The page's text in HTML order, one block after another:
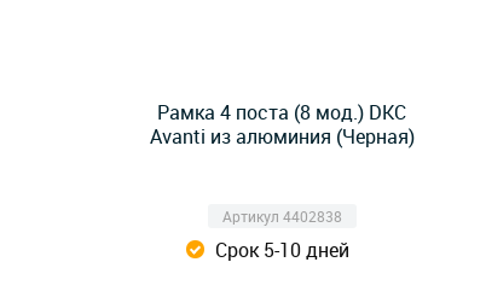
Рамка 4 поста (8 мод.) DKC
Avanti из алюминия (Черная)
Артикул 4402838
Срок 5-10 дней